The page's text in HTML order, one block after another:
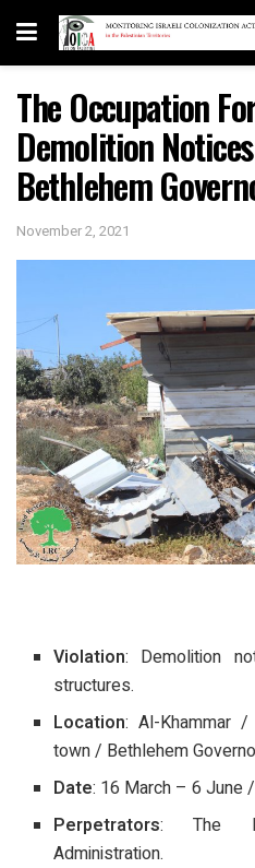
The Occupation
Demolition
Bethlehem
November 2, 2021
Violation: Demolition
structures.
Location: Al-Khammar
town / Bethlehem
Date: 16 March – 6 June
Perpetrators: The
Administration.